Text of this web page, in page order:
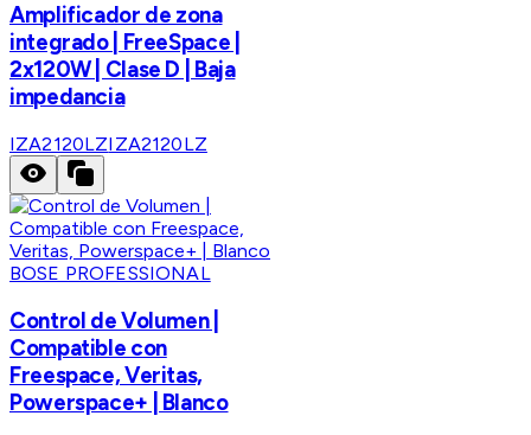
Amplificador de zona
integrado | FreeSpace |
2x120W | Clase D | Baja
impedancia
IZA2120LZIZA2120LZ
BOSE PROFESSIONAL
Control de Volumen |
Compatible con
Freespace, Veritas,
Powerspace+ | Blanco